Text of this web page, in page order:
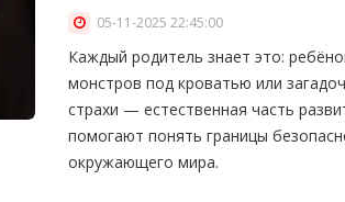
05-11-2025 22:45:00
Каждый родитель знает это:
монстров под кроватью или
страхи — естественная часть
помогают понять границы
окружающего мира.